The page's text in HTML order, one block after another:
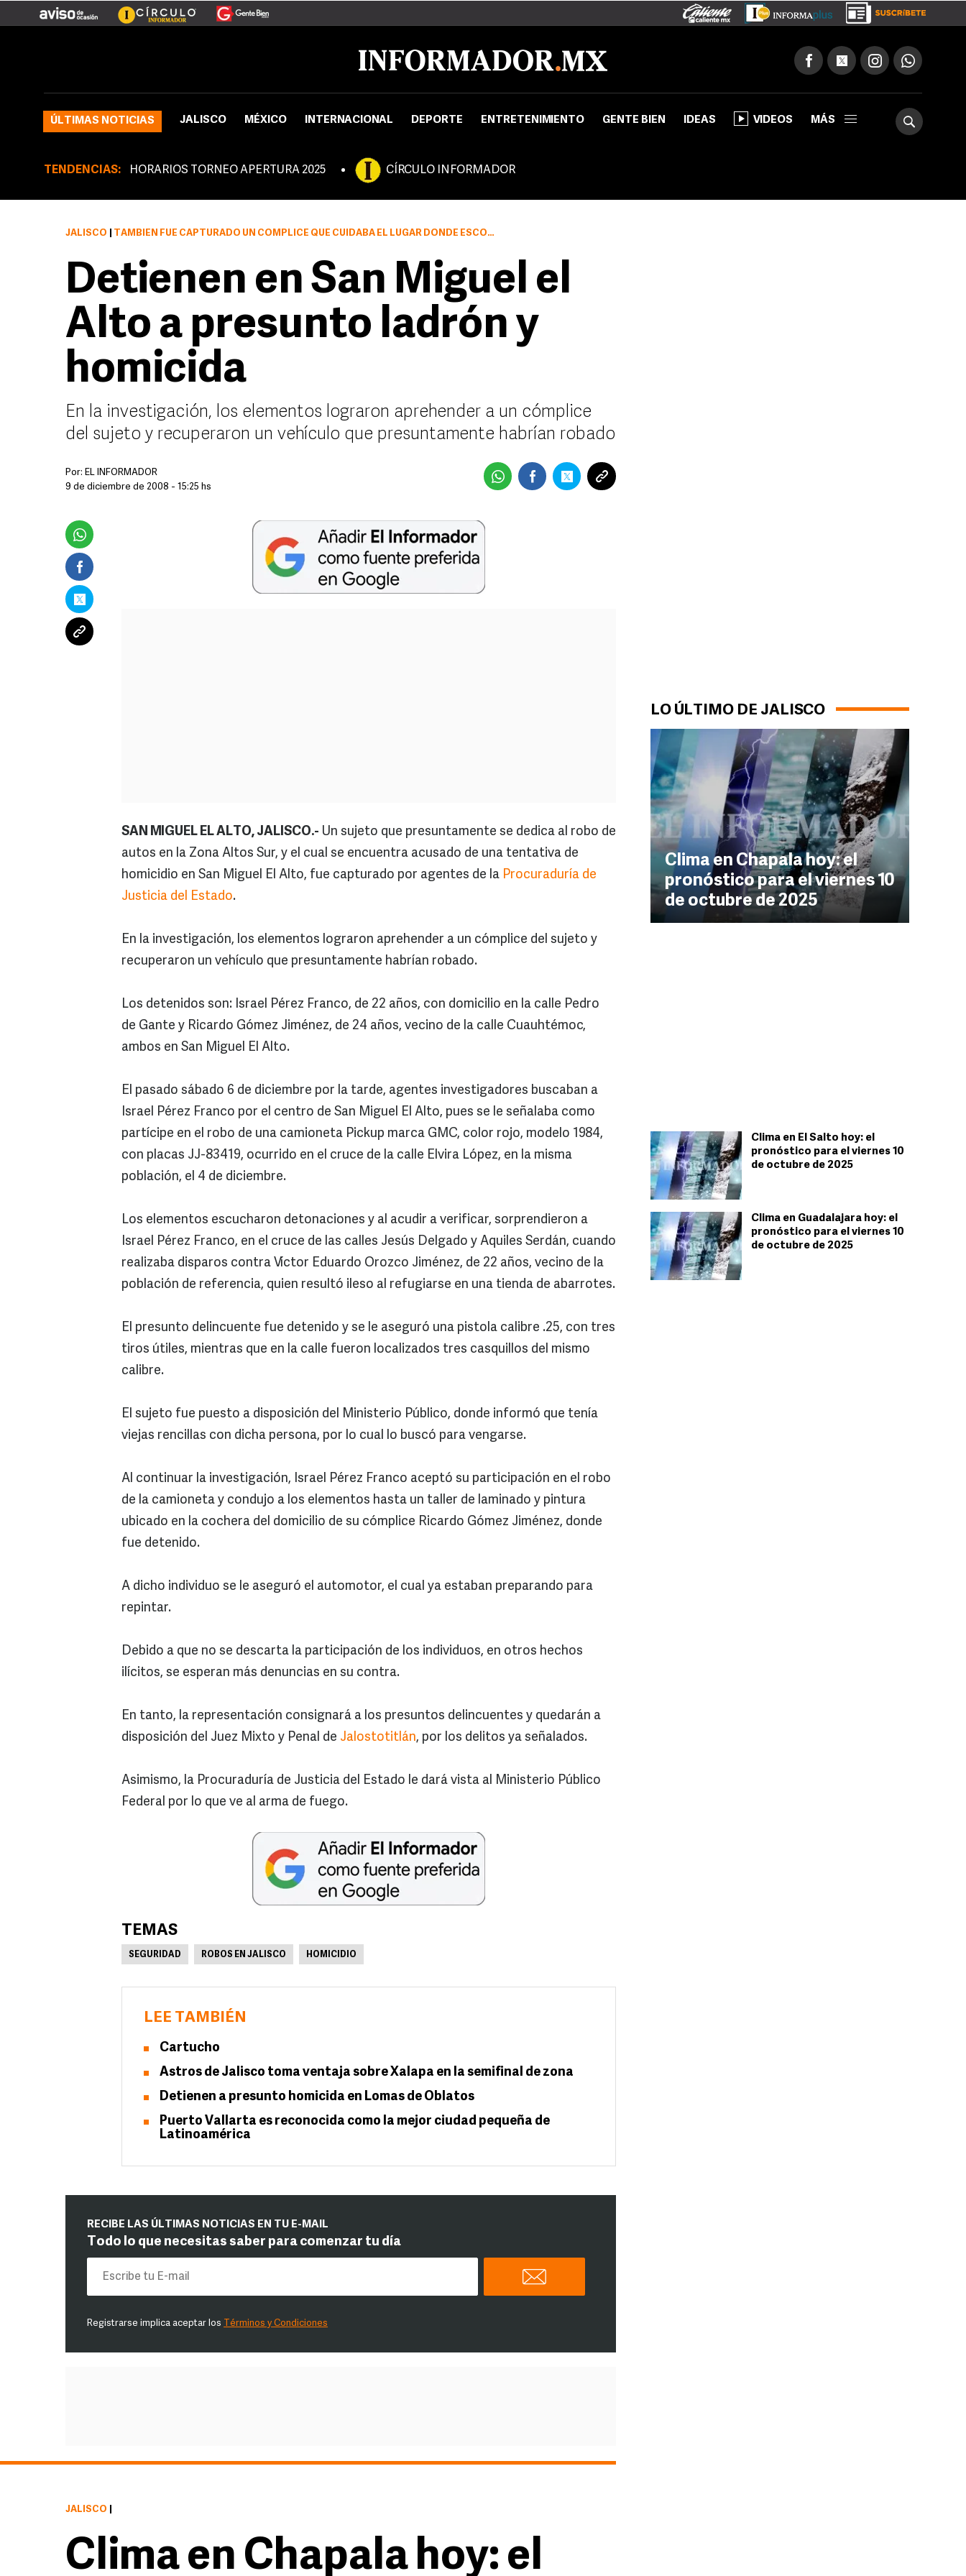
ÚLTIMAS NOTICIAS JALISCO MÉXICO INTERNACIONAL DEPORTE ENTRETENIMIENTO GENTE BIEN IDEAS VIDEOS MÁS
TENDENCIAS: HORARIOS TORNEO APERTURA 2025 CÍRCULO INFORMADOR
LO ÚLTIMO DE JALISCO
Clima en Chapala hoy: el
pronóstico para el viernes 10
de octubre de 2025
Clima en El Salto hoy: el
pronóstico para el viernes 10
de octubre de 2025
Clima en Guadalajara hoy: el
pronóstico para el viernes 10
de octubre de 2025
JALISCO TAMBIÉN FUE CAPTURADO UN CÓMPLICE QUE CUIDABA EL LUGAR DONDE ESCONDIERON UN AUTOMOTOR HURTADO
Detienen en San Miguel el
Alto a presunto ladrón y
homicida
En la investigación, los elementos lograron aprehender a un cómplice
del sujeto y recuperaron un vehículo que presuntamente habrían robado
Por: EL INFORMADOR
9 de diciembre de 2008 - 15:25 hs
SAN MIGUEL EL ALTO, JALISCO.- Un sujeto que presuntamente se dedica al robo de
autos en la Zona Altos Sur, y el cual se encuentra acusado de una tentativa de
homicidio en San Miguel El Alto, fue capturado por agentes de la Procuraduría de
Justicia del Estado.
En la investigación, los elementos lograron aprehender a un cómplice del sujeto y
recuperaron un vehículo que presuntamente habrían robado.
Los detenidos son: Israel Pérez Franco, de 22 años, con domicilio en la calle Pedro
de Gante y Ricardo Gómez Jiménez, de 24 años, vecino de la calle Cuauhtémoc,
ambos en San Miguel El Alto.
El pasado sábado 6 de diciembre por la tarde, agentes investigadores buscaban a
Israel Pérez Franco por el centro de San Miguel El Alto, pues se le señalaba como
partícipe en el robo de una camioneta Pickup marca GMC, color rojo, modelo 1984,
con placas JJ-83419, ocurrido en el cruce de la calle Elvira López, en la misma
población, el 4 de diciembre.
Los elementos escucharon detonaciones y al acudir a verificar, sorprendieron a
Israel Pérez Franco, en el cruce de las calles Jesús Delgado y Aquiles Serdán, cuando
realizaba disparos contra Víctor Eduardo Orozco Jiménez, de 22 años, vecino de la
población de referencia, quien resultó ileso al refugiarse en una tienda de abarrotes.
El presunto delincuente fue detenido y se le aseguró una pistola calibre .25, con tres
tiros útiles, mientras que en la calle fueron localizados tres casquillos del mismo
calibre.
El sujeto fue puesto a disposición del Ministerio Público, donde informó que tenía
viejas rencillas con dicha persona, por lo cual lo buscó para vengarse.
Al continuar la investigación, Israel Pérez Franco aceptó su participación en el robo
de la camioneta y condujo a los elementos hasta un taller de laminado y pintura
ubicado en la cochera del domicilio de su cómplice Ricardo Gómez Jiménez, donde
fue detenido.
A dicho individuo se le aseguró el automotor, el cual ya estaban preparando para
repintar.
Debido a que no se descarta la participación de los individuos, en otros hechos
ilícitos, se esperan más denuncias en su contra.
En tanto, la representación consignará a los presuntos delincuentes y quedarán a
disposición del Juez Mixto y Penal de Jalostotitlán, por los delitos ya señalados.
Asimismo, la Procuraduría de Justicia del Estado le dará vista al Ministerio Público
Federal por lo que ve al arma de fuego.
TEMAS
SEGURIDAD ROBOS EN JALISCO HOMICIDIO
LEE TAMBIÉN
Cartucho
Astros de Jalisco toma ventaja sobre Xalapa en la semifinal de zona
Detienen a presunto homicida en Lomas de Oblatos
Puerto Vallarta es reconocida como la mejor ciudad pequeña de
Latinoamérica
RECIBE LAS ÚLTIMAS NOTICIAS EN TU E-MAIL
Todo lo que necesitas saber para comenzar tu día
Registrarse implica aceptar los Términos y Condiciones
JALISCO
Clima en Chapala hoy: el